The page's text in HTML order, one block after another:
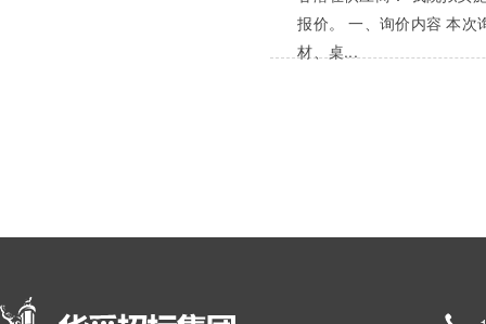
报价。 一、询价内容 本次
材、桌...